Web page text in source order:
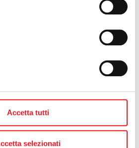
Accetta tutti
selezionati
il Cda incontra i Soci
il desiderio di un incontro con i Soci
e confrontarsi sulla strada che